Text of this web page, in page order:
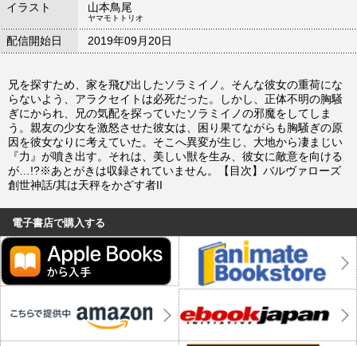
イラスト 山本鳥尾
ヤマモトトリオ
配信開始日 2019年09月20日
兄を探すため、家を飛び出したソラミイノ。そんな彼女の重荷にな
らないよう、アラクセイトは必死だった。しかし、正体不明の胸騒
ぎにかられ、兄の気配を探っていたソラミイノの邪魔をしてしま
う。親友の少女を激怒させた彼女は、困り果てながらも胸騒ぎの原
因を彼女なりに考えていた。そこへ異変が生じ、大地から凄まじい
『力』が噴き出す。それは、美しい獣を生み、彼女に敵意を向ける
が…!?※あとがきは収録されていません。【目次】バルヴァローズ
創世神話/其は天秤をかざす者II
電子書店で購入する